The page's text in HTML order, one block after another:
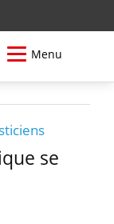
Menu
se